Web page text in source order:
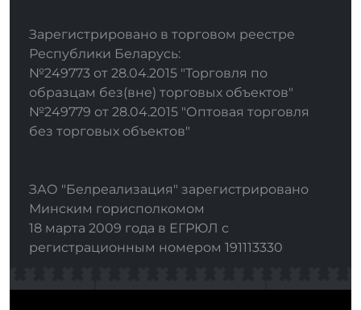
Зарегистрировано в торговом реестре
Республики Беларусь:
№249773 от 28.04.2015 "Торговля по
образцам без(вне) торговых объектов"
№249779 от 28.04.2015 "Оптовая торговля
без торговых объектов"
ЗАО "Белреализация" зарегистрировано
Минским горисполкомом
18 марта 2009 года в ЕГРЮЛ с
регистрационным номером 191113330